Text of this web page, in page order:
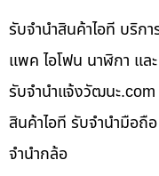
รับจำนำสินค้าไอที บริก
แพค ไอโฟน นาฬิกา แล
รับจํานําแจ้งวัฒนะ.com
สินค้าไอที รับจำนำมือถื
จำนำกล้อ